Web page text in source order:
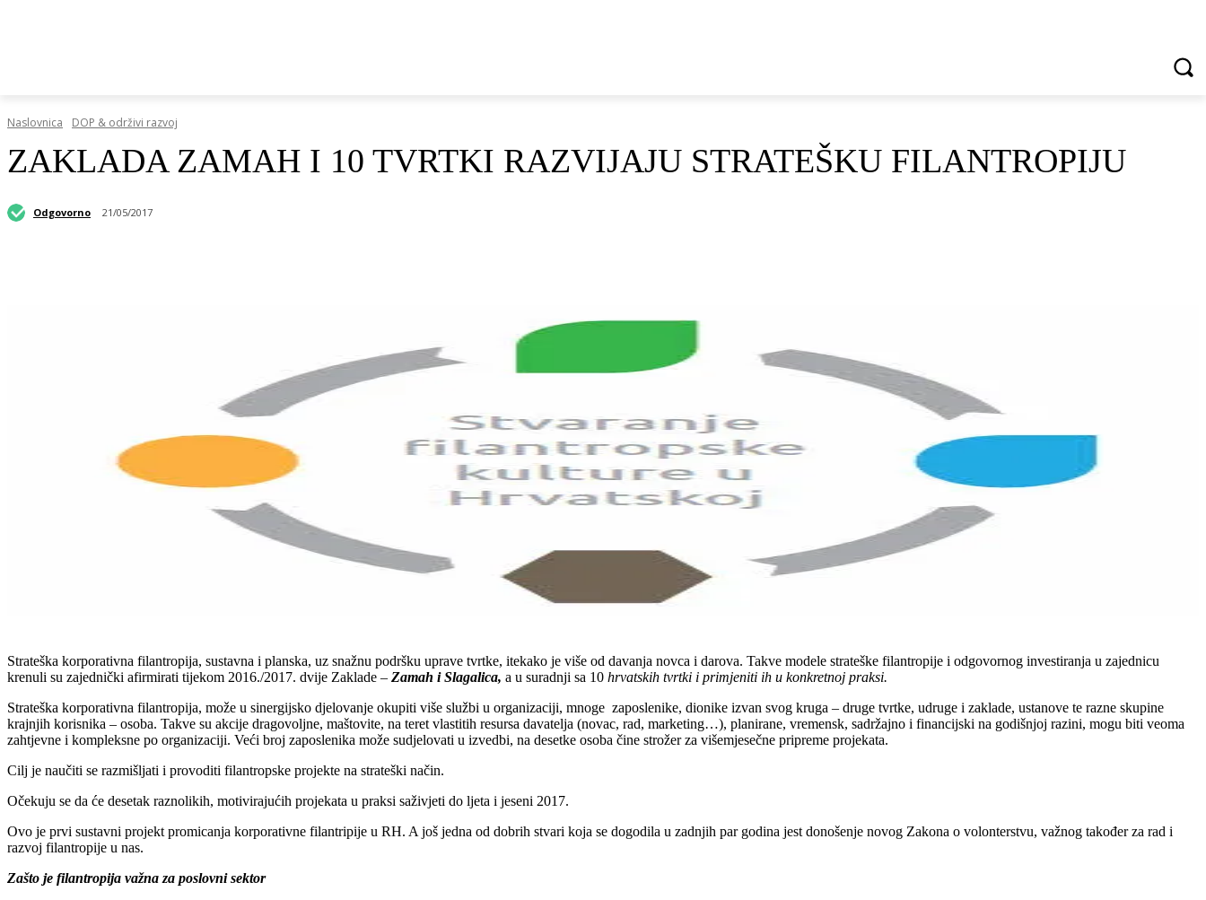
Naslovnica DOP & održivi razvoj
ZAKLADA ZAMAH I 10 TVRTKI RAZVIJAJU STRATEŠKU FILANTROPIJU
Odgovorno 21/05/2017
Strateška korporativna filantropija, sustavna i planska, uz snažnu podršku uprave tvrtke, itekako je više od davanja novca i darova. Takve modele strateške filantropije i odgovornog investiranja u zajednicu
krenuli su zajednički afirmirati tijekom 2016./2017. dvije Zaklade – Zamah i Slagalica, a u suradnji sa 10 hrvatskih tvrtki i primjeniti ih u konkretnoj praksi.
Strateška korporativna filantropija, može u sinergijsko djelovanje okupiti više službi u organizaciji, mnoge zaposlenike, dionike izvan svog kruga – druge tvrtke, udruge i zaklade, ustanove te razne skupine
krajnjih korisnika – osoba. Takve su akcije dragovoljne, maštovite, na teret vlastitih resursa davatelja (novac, rad, marketing…), planirane, vremensk, sadržajno i financijski na godišnjoj razini, mogu biti veoma
zahtjevne i kompleksne po organizaciji. Veći broj zaposlenika može sudjelovati u izvedbi, na desetke osoba čine strožer za višemjesečne pripreme projekata.
Cilj je naučiti se razmišljati i provoditi filantropske projekte na strateški način.
Očekuju se da će desetak raznolikih, motivirajućih projekata u praksi saživjeti do ljeta i jeseni 2017.
Ovo je prvi sustavni projekt promicanja korporativne filantripije u RH. A još jedna od dobrih stvari koja se dogodila u zadnjih par godina jest donošenje novog Zakona o volonterstvu, važnog također za rad i
razvoj filantropije u nas.
Zašto je filantropija važna za poslovni sektor